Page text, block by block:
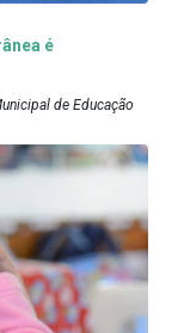
é
de Educação